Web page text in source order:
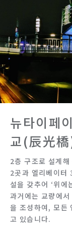
뉴타이페
교(辰光
2층 구조로 설계
2곳과 엘리베이터
설을 갖추어 ‘위에
과거에는 교량에
을 조성하여, 모든
고 있습니다.